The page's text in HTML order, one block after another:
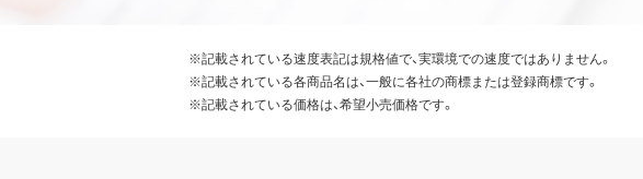
※記載されている速度表記は規格値で、実環境での速度ではありません。
※記載されている各商品名は、一般に各社の商標または登録商標です。
※記載されている価格は、希望小売価格です。